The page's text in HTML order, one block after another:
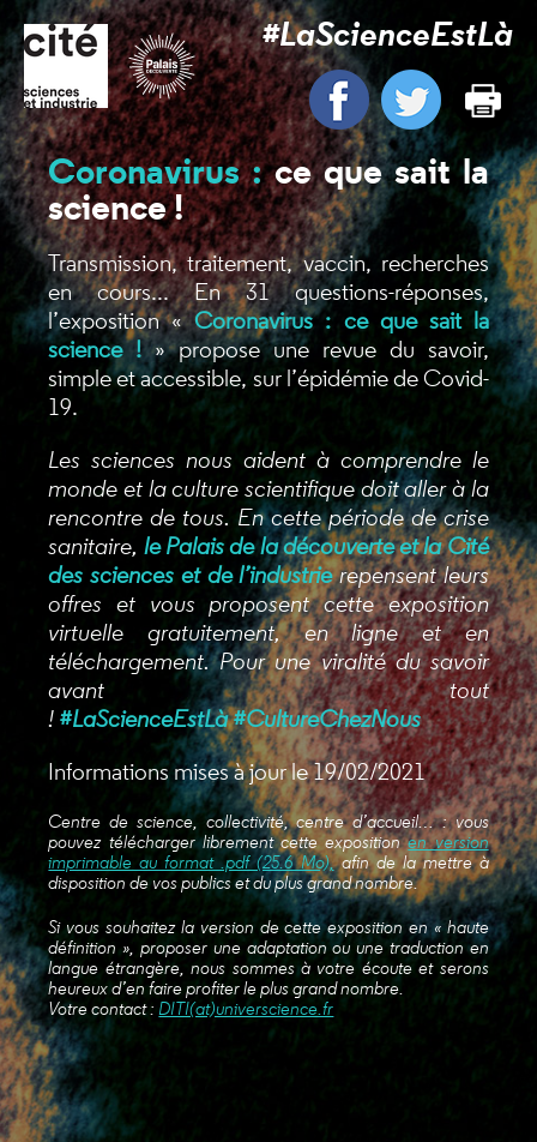
#LaScienceEstLà
Coronavirus :ce que sait la
science !
Transmission, traitement, vaccin, recherches
en cours... En 31 questions-réponses,
l’exposition «Coronavirus : ce que sait la
science !» propose une revue du savoir,
simple et accessible, sur l’épidémie de Covid-
19.
Les sciences nous aident à comprendre le
monde et la culture scientifique doit aller à la
rencontre de tous. En cette période de crise
sanitaire, le Palais de la découverte et la Cité
des sciences et de l’industrierepensent leurs
offres et vous proposent cette exposition
virtuelle gratuitement, en ligne et en
téléchargement. Pour une viralité du savoir
avant tout
! #LaScienceEstLà #CultureChezNous
Informations mises à jour le 19/02/2021
Centre de science, collectivité, centre d’accueil… : vous
pouvez télécharger librement cette expositionen version
imprimable au format .pdf (25.6 Mo),afin de la mettre à
disposition de vos publics et du plus grand nombre.
Si vous souhaitez la version de cette exposition en « haute
définition », proposer une adaptation ou une traduction en
langue étrangère, nous sommes à votre écoute et serons
heureux d’en faire profiter le plus grand nombre.
Votre contact :DITI(at)universcience.fr